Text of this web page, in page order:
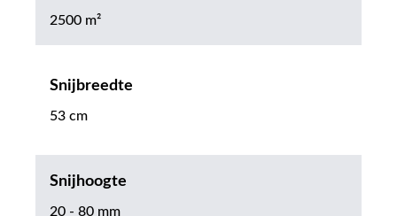
2500 m²
Snijbreedte
53 cm
Snijhoogte
20 - 80 mm